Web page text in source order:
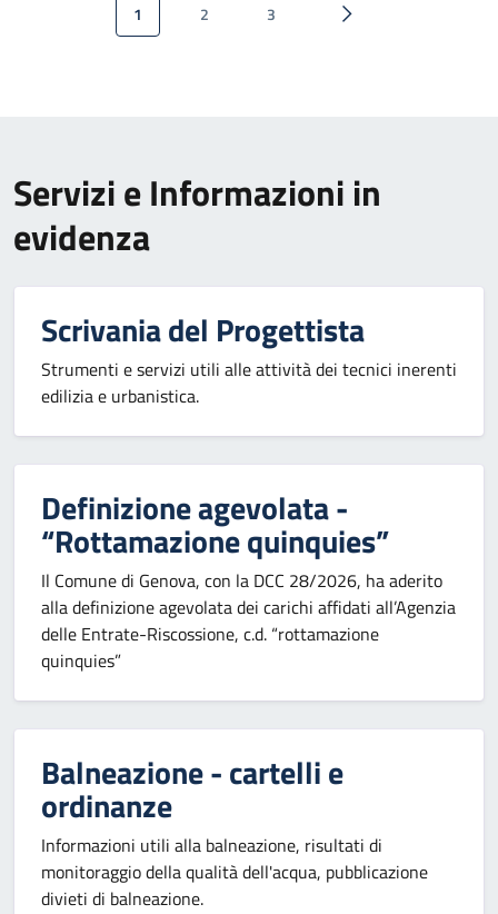
Pagina attuale
1 Pagina
2 Pagina
3 Pagina successiva
Servizi e Informazioni in
evidenza
Scrivania del Progettista
Strumenti e servizi utili alle attività dei tecnici inerenti
edilizia e urbanistica.
Definizione agevolata -
“Rottamazione quinquies”
Il Comune di Genova, con la DCC 28/2026, ha aderito
alla definizione agevolata dei carichi affidati all’Agenzia
delle Entrate-Riscossione, c.d. “rottamazione
quinquies”
Balneazione - cartelli e
ordinanze
Informazioni utili alla balneazione, risultati di
monitoraggio della qualità dell'acqua, pubblicazione
divieti di balneazione.